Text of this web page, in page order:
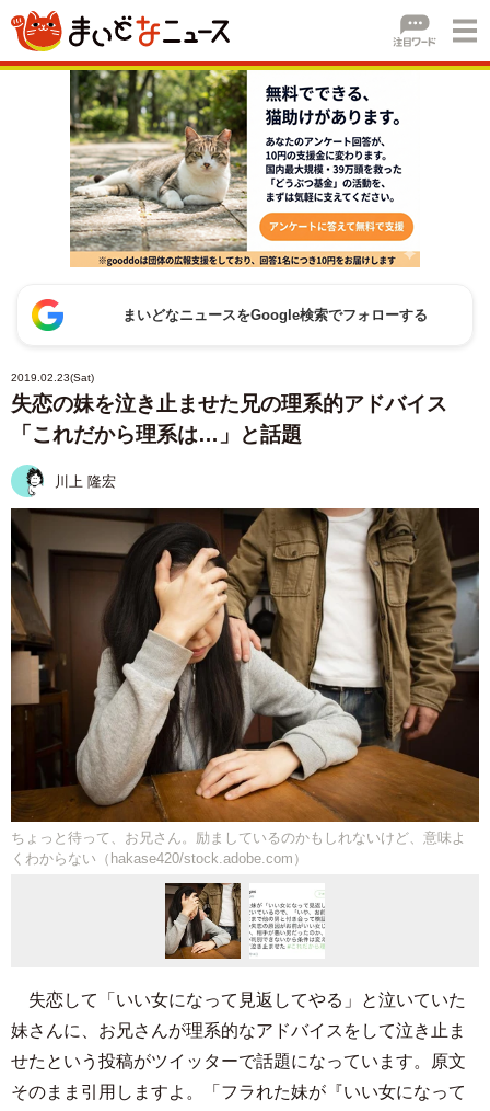
まいどなニュースをGoogle検索でフォローする
2019.02.23(Sat)
失恋の妹を泣き止ませた兄の理系的アドバイス
「これだから理系は…」と話題
川上 隆宏
ちょっと待って、お兄さん。励ましているのかもしれないけど、意味よ
くわからない（hakase420/stock.adobe.com）
失恋して「いい女になって見返してやる」と泣いていた
妹さんに、お兄さんが理系的なアドバイスをして泣き止ま
せたという投稿がツイッターで話題になっています。原文
そのまま引用しますよ。「フラれた妹が『いい女になって